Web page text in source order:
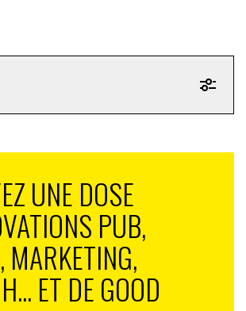
UNE DOSE
PUB,
MARKETING,
ET DE GOOD